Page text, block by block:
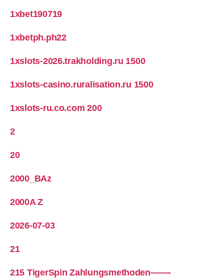
1xbet190719
1xbetph.ph22
1xslots-2026.trakholding.ru 1500
1xslots-casino.ruralisation.ru 1500
1xslots-ru.co.com 200
2
20
2000_BAz
2000A Z
2026-07-03
21
215 TigerSpin Zahlungsmethoden——-